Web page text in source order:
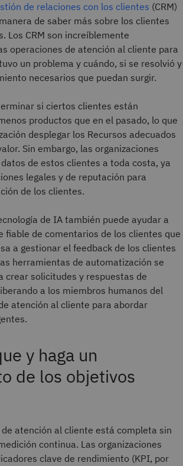
de relaciones con los clientes (CRM)
de saber más sobre los clientes
Los CRM son increíblemente
operaciones de atención al cliente para
un problema y cuándo, si se resolvió y
necesarios que puedan surgir.
si ciertos clientes están
productos que en el pasado, lo que
desplegar los Recursos adecuados
Sin embargo, las organizaciones
de estos clientes a toda costa, ya
legales y de reputación para
de los clientes.
de IA también puede ayudar a
fiable de comentarios de los clientes que
a gestionar el feedback de los clientes
herramientas de automatización se
crear solicitudes y respuestas de
a los miembros humanos del
atención al cliente para abordar
y haga un
de los objetivos
atención al cliente está completa sin
continua. Las organizaciones
clave de rendimiento (KPI, por